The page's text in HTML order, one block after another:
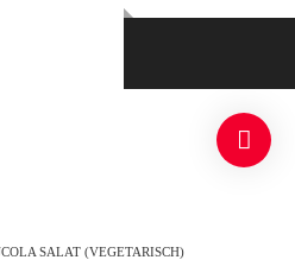
SALAT (VEGETARISCH)